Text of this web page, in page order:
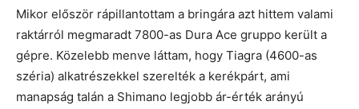
Mikor először rápillantottam a bringára azt hittem valami
raktárról megmaradt 7800-as Dura Ace gruppo került a
gépre. Közelebb menve láttam, hogy Tiagra (4600-as
széria) alkatrészekkel szerelték a kerékpárt, ami
manapság talán a Shimano legjobb ár-érték arányú